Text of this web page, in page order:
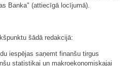
Banka" (attiecīgā locījumā).
šādā redakcijā:
iespējas saņemt finanšu tirgus
statistikai un makroekonomiskajai